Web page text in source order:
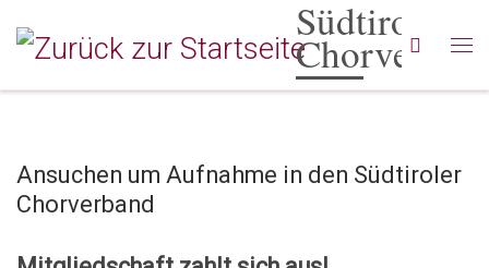
Zum Inhalt springen Südtiroler Search
Ansuchen um Aufnahme in den Südtiroler
Chorverband